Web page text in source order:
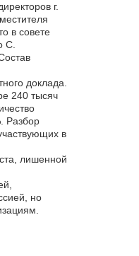
г.
в совете
С.
доклада.
240 тысяч
Разбор
в
лишенной
но